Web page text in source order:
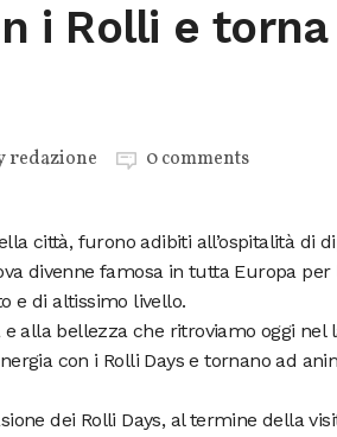
i Rolli e torna
redazione 0 comments
città, furono adibiti all’ospitalità di
divenne famosa in tutta Europa
e di altissimo livello.
alla bellezza che ritroviamo oggi nel
con i Rolli Days e tornano ad
dei Rolli Days, al termine della